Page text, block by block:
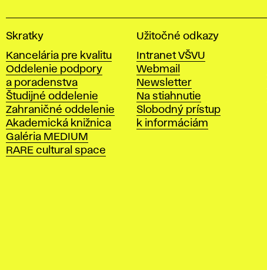
V
s
o
k
á
š
k
o
l
Skratky
Kancelária pre kvalitu
Oddelenie podpory
a poradenstva
Študijné oddelenie
Zahraničné oddelenie
Akademická knižnica
Galéria MEDIUM
RARE cultural space
Užitočné odkazy
Intranet VŠVU
Webmail
Newsletter
Na stiahnutie
Slobodný prístup
k informáciám